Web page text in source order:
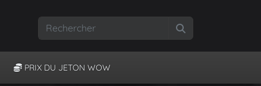
PRIX DU JETON WOW